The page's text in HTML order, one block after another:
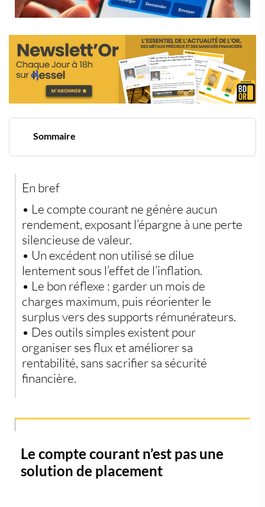
Sommaire
Le reste doit être mobilisé intelligemment
Les bons réflexes à adopter sans attendre
L’alternative tangible : or physique et débancarisation
partielle
Éviter la stagnation pour préserver son patrimoine
En bref
• Le compte courantne génère aucun
rendement, exposant l’épargne à une perte
silencieuse de valeur.
• Un excédent non utilisé se dilue
lentementsous l’effet de l’inflation.
• Le bon réflexe : garder un mois de
charges maximum, puis réorienter le
surplusvers des supports rémunérateurs.
• Des outils simples existent pour
organiser ses flux et améliorer sa
rentabilité, sans sacrifier sa sécurité
financière.
Le compte courant n’est pas une
solution de placement